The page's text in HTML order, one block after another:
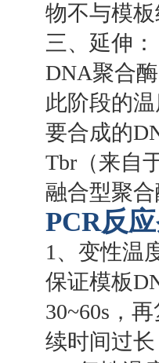
物不与模
三、延伸：
DNA聚合
此阶段的
要合成的
Tbr（来自
融合型聚
PCR反
1、变性温
保证模板
30~60s，
续时间过